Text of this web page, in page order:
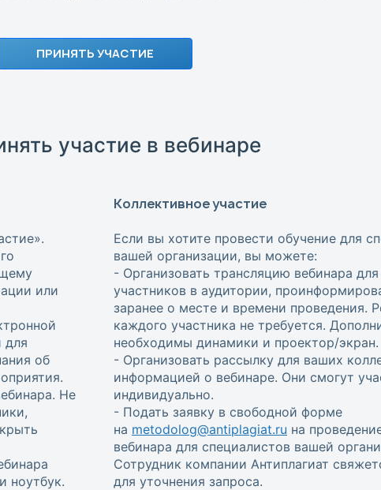
ПРИНЯТЬ УЧАСТИЕ
участие в вебинаре
или
для
об
Не
ноутбук.
Коллективное участие
Если вы хотите провести обучение для
вашей организации, вы можете:
- Организовать трансляцию вебинара
участников в аудитории,
заранее о месте и времени проведения.
каждого участника не требуется.
необходимы динамики и проектор/экран.
- Организовать рассылку для ваших
информацией о вебинаре. Они смогут
индивидуально.
- Подать заявку в свободной форме
на metodolog@antiplagiat.ru на
вебинара для специалистов вашей
Сотрудник компании Антиплагиат
для уточнения запроса.